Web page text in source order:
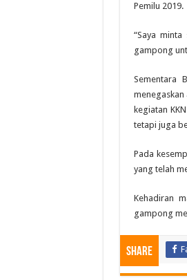
Pemilu 2019.
“Saya
gampong
Sementara
menegaskan
kegiatan
tetapi juga
Pada
yang telah
Kehadiran
gampong
Share